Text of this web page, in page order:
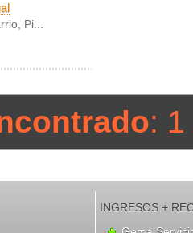
Pi...
:
INGRESOS +